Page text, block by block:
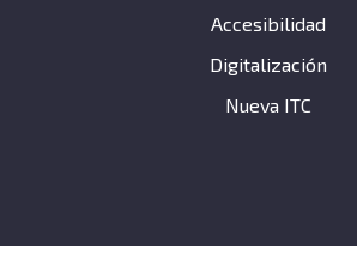
Accesibilidad
Digitalización
Nueva ITC